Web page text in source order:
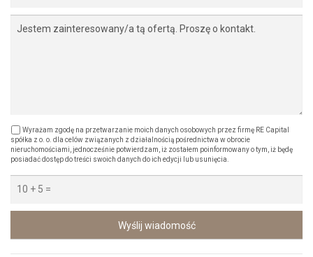
Wyrażam zgodę na przetwarzanie moich danych osobowych przez firmę RE Capital
spółka z o. o. dla celów związanych z działalnością pośrednictwa w obrocie
nieruchomościami, jednocześnie potwierdzam, iż zostałem poinformowany o tym, iż będę
posiadać dostęp do treści swoich danych do ich edycji lub usunięcia.
Wyślij wiadomość